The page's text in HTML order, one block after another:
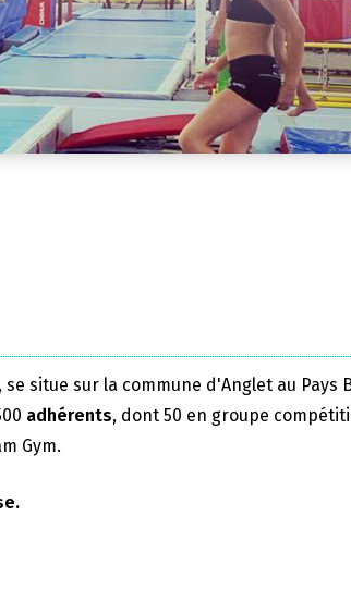
, se situe sur la commune d'Anglet au Pays
adhérents, dont 50 en groupe
Gym.